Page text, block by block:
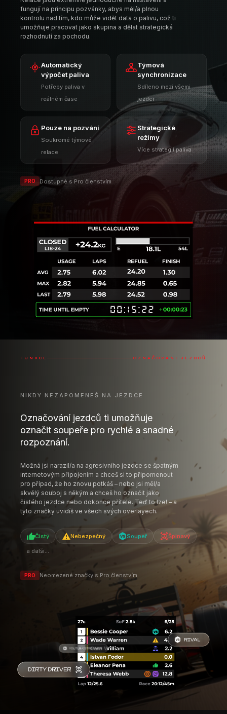
fungují na principu pozvánky, abys měl/a plnou
kontrolu nad tím, kdo může vidět data o palivu, což ti
umožňuje pracovat jako skupina a dělat strategická
rozhodnutí za pochodu.
Automatický
výpočet paliva
Potřeby paliva v
reálném čase
Týmová
synchronizace
Sdíleno mezi všemi
jezdci
Pouze na pozvání
Soukromé týmové
relace
Strategické
režimy
Více strategií paliva
PRO Dostupné s Pro členstvím
FUNKCE OZNAČOVÁNÍ JEZDCŮ
NIKDY NEZAPOMENEŠ NA JEZDCE
Označování jezdců ti umožňuje
označit soupeře pro rychlé a snadné
rozpoznání.
Možná jsi narazil/a na agresivního jezdce se špatným
internetovým připojením a chceš si to připomenout
pro případ, že ho znovu potkáš – nebo jsi měl/a
skvělý souboj s někým a chceš ho označit jako
čistého jezdce nebo dokonce přítele. Teď to lze! – a
tyto značky uvidíš ve všech svých overlayech.
Čistý Nebezpečný Soupeř Špinavý
a další...
PRO Neomezené značky s Pro členstvím